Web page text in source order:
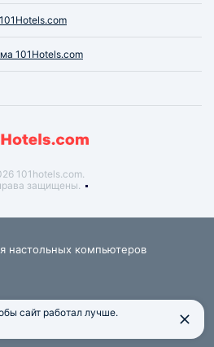
101Hotels.com
101hotels.com.
защищены.
настольных компьютеров
данных
сайт работал лучше.